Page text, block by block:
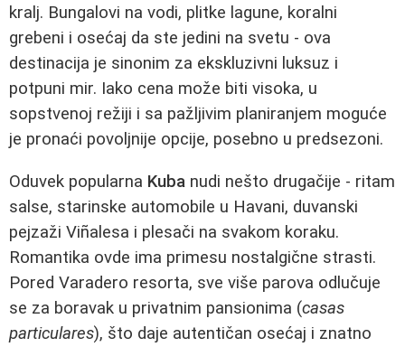
kralj. Bungalovi na vodi, plitke lagune, koralni
grebeni i osećaj da ste jedini na svetu - ova
destinacija je sinonim za ekskluzivni luksuz i
potpuni mir. Iako cena može biti visoka, u
sopstvenoj režiji i sa pažljivim planiranjem moguće
je pronaći povoljnije opcije, posebno u predsezoni.
Oduvek popularna Kuba nudi nešto drugačije - ritam
salse, starinske automobile u Havani, duvanski
pejzaži Viñalesa i plesači na svakom koraku.
Romantika ovde ima primesu nostalgične strasti.
Pored Varadero resorta, sve više parova odlučuje
se za boravak u privatnim pansionima (casas
particulares), što daje autentičan osećaj i znatno